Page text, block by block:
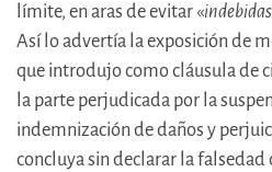
límite, en aras de evitar «
Así lo advertía la exposición de
que introdujo como cláusula de
la parte perjudicada por la
indemnización de daños y
concluya sin declarar la